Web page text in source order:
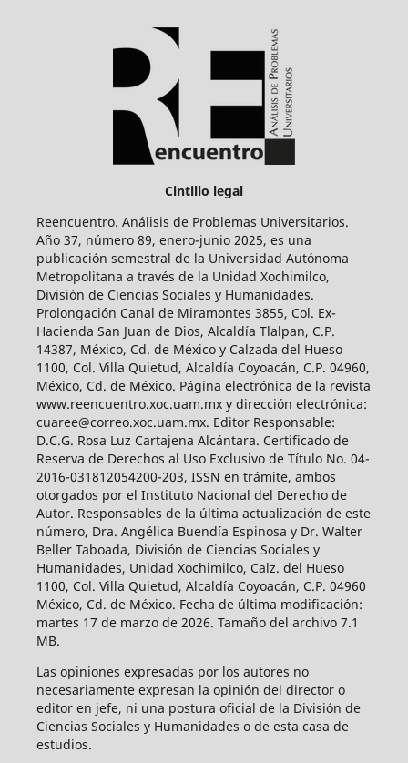
Cintillo legal
Reencuentro. Análisis de Problemas Universitarios.
Año 37, número 89, enero-junio 2025, es una
publicación semestral de la Universidad Autónoma
Metropolitana a través de la Unidad Xochimilco,
División de Ciencias Sociales y Humanidades.
Prolongación Canal de Miramontes 3855, Col. Ex-
Hacienda San Juan de Dios, Alcaldía Tlalpan, C.P.
14387, México, Cd. de México y Calzada del Hueso
1100, Col. Villa Quietud, Alcaldía Coyoacán, C.P. 04960,
México, Cd. de México. Página electrónica de la revista
www.reencuentro.xoc.uam.mx y dirección electrónica:
cuaree@correo.xoc.uam.mx. Editor Responsable:
D.C.G. Rosa Luz Cartajena Alcántara. Certificado de
Reserva de Derechos al Uso Exclusivo de Título No. 04-
2016-031812054200-203, ISSN en trámite, ambos
otorgados por el Instituto Nacional del Derecho de
Autor. Responsables de la última actualización de este
número, Dra. Angélica Buendía Espinosa y Dr. Walter
Beller Taboada, División de Ciencias Sociales y
Humanidades, Unidad Xochimilco, Calz. del Hueso
1100, Col. Villa Quietud, Alcaldía Coyoacán, C.P. 04960
México, Cd. de México. Fecha de última modificación:
martes 17 de marzo de 2026. Tamaño del archivo 7.1
MB.
Las opiniones expresadas por los autores no
necesariamente expresan la opinión del director o
editor en jefe, ni una postura oficial de la División de
Ciencias Sociales y Humanidades o de esta casa de
estudios.